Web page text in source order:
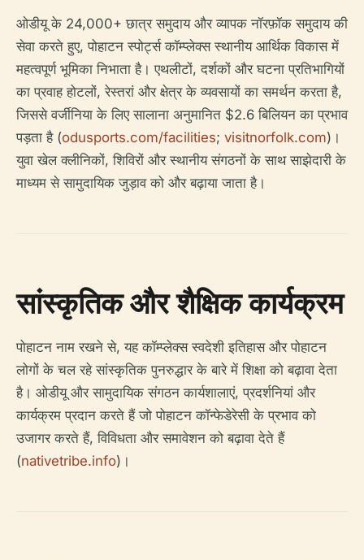
ओडीयू के 24,000+ छात्र समुदाय और व्यापक नॉरफ़ॉक समुदाय की
सेवा करते हुए, पोहाटन स्पोर्ट्स कॉम्प्लेक्स स्थानीय आर्थिक विकास में
महत्वपूर्ण भूमिका निभाता है। एथलीटों, दर्शकों और घटना प्रतिभागियों
का प्रवाह होटलों, रेस्तरां और क्षेत्र के व्यवसायों का समर्थन करता है,
जिससे वर्जीनिया के लिए सालाना अनुमानित $2.6 बिलियन का प्रभाव
पड़ता है (odusports.com/facilities; visitnorfolk.com)।
युवा खेल क्लीनिकों, शिविरों और स्थानीय संगठनों के साथ साझेदारी के
माध्यम से सामुदायिक जुड़ाव को और बढ़ाया जाता है।
सांस्कृतिक और शैक्षिक कार्यक्रम
पोहाटन नाम रखने से, यह कॉम्प्लेक्स स्वदेशी इतिहास और पोहाटन
लोगों के चल रहे सांस्कृतिक पुनरुद्धार के बारे में शिक्षा को बढ़ावा देता
है। ओडीयू और सामुदायिक संगठन कार्यशालाएं, प्रदर्शनियां और
कार्यक्रम प्रदान करते हैं जो पोहाटन कॉन्फेडेरेसी के प्रभाव को
उजागर करते हैं, विविधता और समावेशन को बढ़ावा देते हैं
(nativetribe.info)।